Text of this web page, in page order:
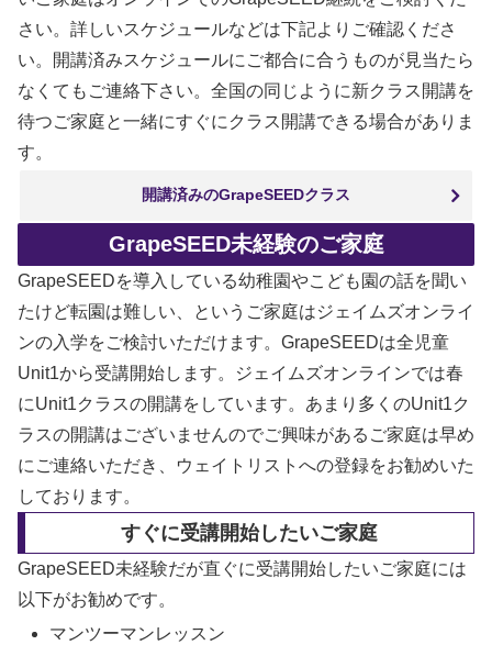
さい。詳しいスケジュールなどは下記よりご確認くださ
い。開講済みスケジュールにご都合に合うものが見当たら
なくてもご連絡下さい。全国の同じように新クラス開講を
待つご家庭と一緒にすぐにクラス開講できる場合がありま
す。
開講済みのGrapeSEEDクラス
GrapeSEED未経験のご家庭
GrapeSEEDを導入している幼稚園やこども園の話を聞い
たけど転園は難しい、というご家庭はジェイムズオンライ
ンの入学をご検討いただけます。GrapeSEEDは全児童
Unit1から受講開始します。ジェイムズオンラインでは春
にUnit1クラスの開講をしています。あまり多くのUnit1ク
ラスの開講はございませんのでご興味があるご家庭は早め
にご連絡いただき、ウェイトリストへの登録をお勧めいた
しております。
すぐに受講開始したいご家庭
GrapeSEED未経験だが直ぐに受講開始したいご家庭には
以下がお勧めです。
マンツーマンレッスン